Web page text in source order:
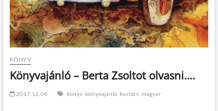
KÖNYV
Könyvajánló – Berta Zsoltot olvasni….
2017.12.04. könyv könyvajánló kortárs magyar